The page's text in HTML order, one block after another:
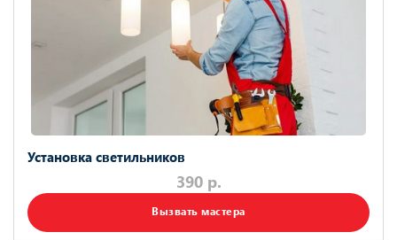
Установка светильников
390 р.
Вызвать мастера